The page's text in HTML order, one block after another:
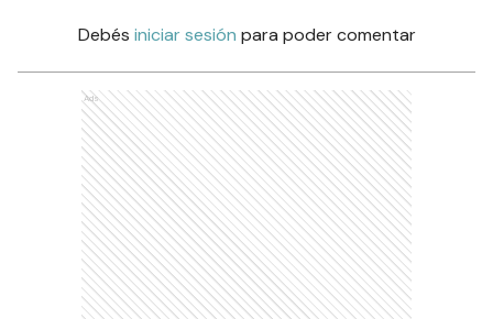
Debés iniciar sesión para poder comentar
Ads